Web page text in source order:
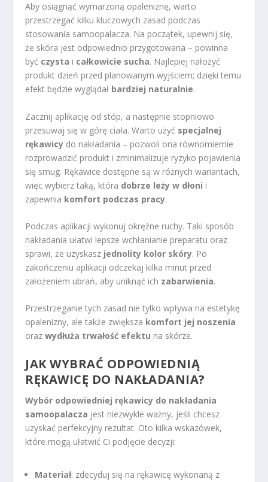
Aby osiągnąć wymarzoną opaleniznę, warto
przestrzegać kilku kluczowych zasad podczas
stosowania samoopalacza. Na początek, upewnij się,
że skóra jest odpowiednio przygotowana – powinna
być czysta i całkowicie sucha. Najlepiej nałożyć
produkt dzień przed planowanym wyjściem; dzięki temu
efekt będzie wyglądał bardziej naturalnie.
Zacznij aplikację od stóp, a następnie stopniowo
przesuwaj się w górę ciała. Warto użyć specjalnej
rękawicy do nakładania – pozwoli ona równomiernie
rozprowadzić produkt i zminimalizuje ryzyko pojawienia
się smug. Rękawice dostępne są w różnych wariantach,
więc wybierz taką, która dobrze leży w dłoni i
zapewnia komfort podczas pracy.
Podczas aplikacji wykonuj okrężne ruchy. Taki sposób
nakładania ułatwi lepsze wchłanianie preparatu oraz
sprawi, że uzyskasz jednolity kolor skóry. Po
zakończeniu aplikacji odczekaj kilka minut przed
założeniem ubrań, aby uniknąć ich zabarwienia.
Przestrzeganie tych zasad nie tylko wpływa na estetykę
opalenizny, ale także zwiększa komfort jej noszenia
orazwydłuża trwałość efektu na skórze.
JAK WYBRAĆ ODPOWIEDNIĄ
RĘKAWICĘ DO NAKŁADANIA?
Wybór odpowiedniej rękawicy do nakładania
samoopalacza jest niezwykle ważny, jeśli chcesz
uzyskać perfekcyjny rezultat. Oto kilka wskazówek,
które mogą ułatwić Ci podjęcie decyzji:
Materiał: zdecyduj się na rękawicę wykonaną z